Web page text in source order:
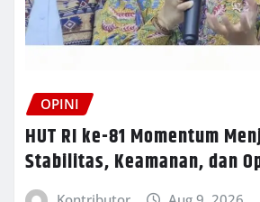
OPINI
HUT RI ke-81 Momentum
Stabilitas, Keamanan, dan